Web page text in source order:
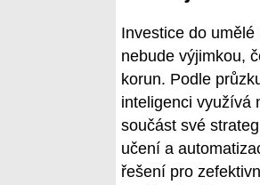
Investice do
nebude výjimkou,
korun. Podle
inteligenci využívá
součást své
učení a
řešení pro